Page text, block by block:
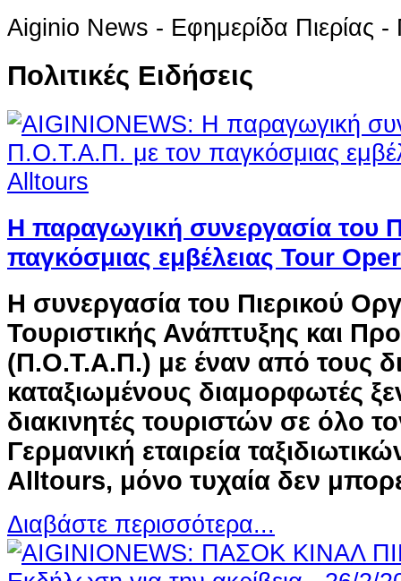
Aiginio News - Εφημερίδα Πιερίας
Πολιτικές Ειδήσεις
Η παραγωγική συνεργασία του
παγκόσμιας εμβέλειας Tour
Η συνεργασία του Πιερικού
Τουριστικής Ανάπτυξης και
(Π.Ο.Τ.Α.Π.) με έναν από τους
καταξιωμένους διαμορφωτές
διακινητές τουριστών σε όλο
Γερμανική εταιρεία
Alltours, μόνο τυχαία δεν
Διαβάστε περισσότερα...